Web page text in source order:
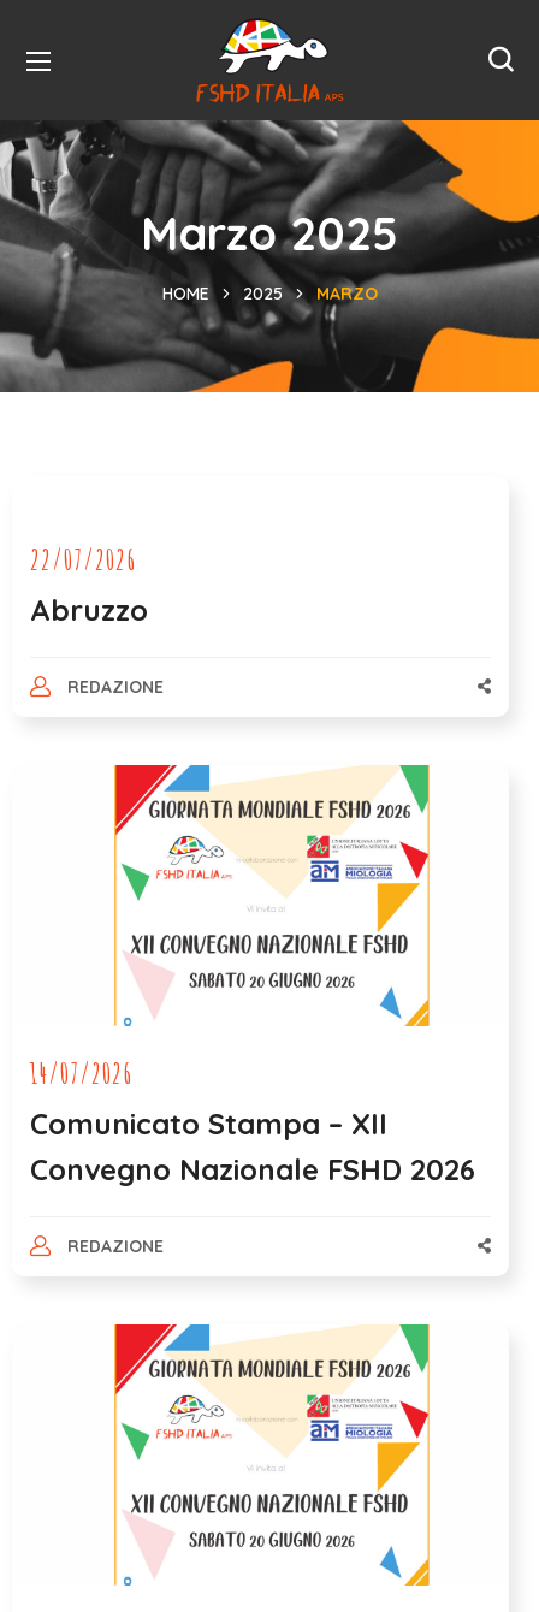
Marzo 2025
HOME 2025 MARZO
22/07/2026
Abruzzo
REDAZIONE
14/07/2026
Comunicato Stampa – XII
Convegno Nazionale FSHD 2026
REDAZIONE